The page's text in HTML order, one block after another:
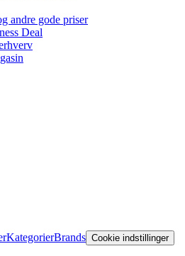
andre gode priser
Deal
KategorierBrands Cookie indstillinger